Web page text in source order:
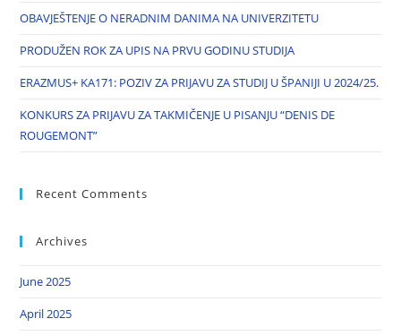
OBAVJEŠTENJE O NERADNIM DANIMA NA UNIVERZITETU
PRODUŽEN ROK ZA UPIS NA PRVU GODINU STUDIJA
ERAZMUS+ KA171: POZIV ZA PRIJAVU ZA STUDIJ U ŠPANIJI U 2024/25.
KONKURS ZA PRIJAVU ZA TAKMIČENJE U PISANJU “DENIS DE
ROUGEMONT”
Recent Comments
Archives
June 2025
April 2025